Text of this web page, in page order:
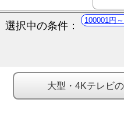
選択中の条件： 100001円～
大型・4Kテレビ